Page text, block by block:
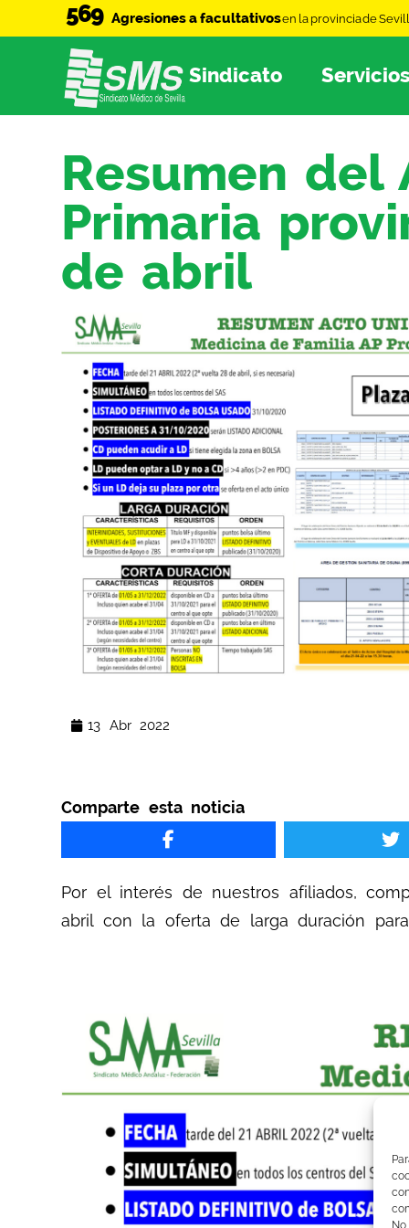
Agresiones a facultativosen la provincia de
569
Sindicato
Resumen del
Primaria
de abril
13 Abr 2022
Comparte esta noticia
Por el interés de nuestros afiliados,
abril con la oferta de larga duración